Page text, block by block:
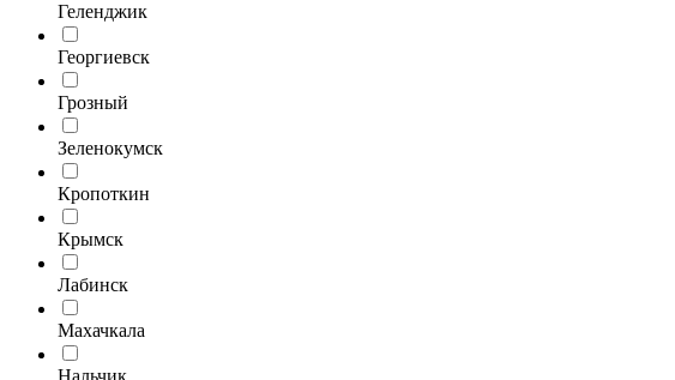
Геленджик
Георгиевск
Грозный
Зеленокумск
Кропоткин
Крымск
Лабинск
Махачкала
Нальчик